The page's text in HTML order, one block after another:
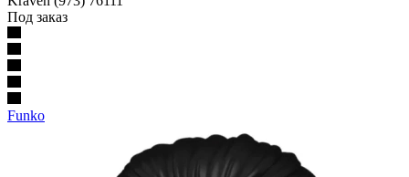
Под заказ
Funko